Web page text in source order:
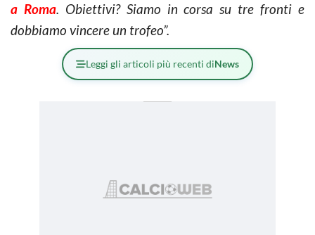
a Roma. Obiettivi? Siamo in corsa su tre fronti e
dobbiamo vincere un trofeo”.
Leggi gli articoli più recenti diNews